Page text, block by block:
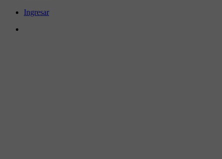
Ingresar